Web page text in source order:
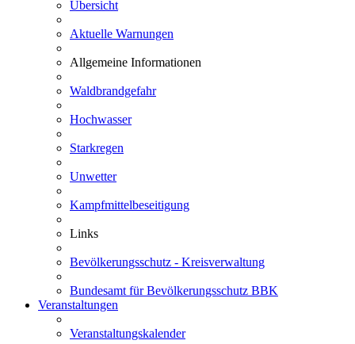
Übersicht
Aktuelle Warnungen
Allgemeine Informationen
Waldbrandgefahr
Hochwasser
Starkregen
Unwetter
Kampfmittelbeseitigung
Links
Bevölkerungsschutz - Kreisverwaltung
Bundesamt für Bevölkerungsschutz BBK
Veranstaltungen
Veranstaltungskalender